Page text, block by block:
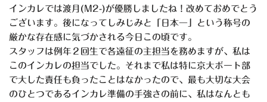
インカレでは渡月(M2-)が優勝しましたね！改めておめでとう
ございます。後になってしみじみと「日本一」という称号の
厳かな存在感に気づかされる今日この頃です。
スタッフは例年２回生で各遠征の主担当を務めますが、私は
このインカレの担当でした。それまで私は特に京大ボート部
で大した責任も負ったことはなかったので、最も大切な大会
のひとつであるインカレ準備の手強さの前に、私はなんとも